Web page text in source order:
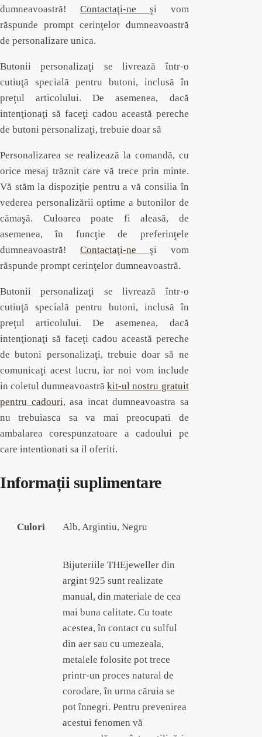
dumneavoastră!Contactaţi-ne
şi vom
răspunde prompt cerinţelor dumneavoastră
de personalizare unica.
Butonii personalizaţi se livrează într-o
cutiuţă specială pentru butoni, inclusă în
preţul articolului. De asemenea, dacă
intenţionaţi să faceţi cadou această pereche
de butoni personalizaţi, trebuie doar să
Personalizarea se realizează la comandă, cu
orice mesaj trăznit care vă trece prin minte.
Vă stăm la dispoziţie pentru a vă consilia în
vederea personalizării optime a butonilor de
cămaşă. Culoarea poate fi aleasă, de
asemenea, în funcţie de preferinţele
dumneavoastră!Contactaţi-ne
şi vom
răspunde prompt cerinţelor dumneavoastră.
Butonii personalizaţi se livrează într-o
cutiuţă specială pentru butoni, inclusă în
preţul articolului. De asemenea, dacă
intenţionaţi să faceţi cadou această pereche
de butoni personalizaţi, trebuie doar să ne
comunicaţi acest lucru, iar noi vom include
in coletul dumneavoastrăkit-ul nostru gratuit
pentru cadouri, asa incat dumneavoastra sa
nu trebuiasca sa va mai preocupati de
ambalarea corespunzatoare a cadoului pe
care intentionati sa il oferiti.
Informații suplimentare
Culori Alb, Argintiu, Negru
Bijuteriile THEjeweller din
argint 925 sunt realizate
manual, din materiale de cea
mai buna calitate. Cu toate
acestea, în contact cu sulful
din aer sau cu umezeala,
metalele folosite pot trece
printr-un proces natural de
corodare, în urma căruia se
pot înnegri. Pentru prevenirea
acestui fenomen vă